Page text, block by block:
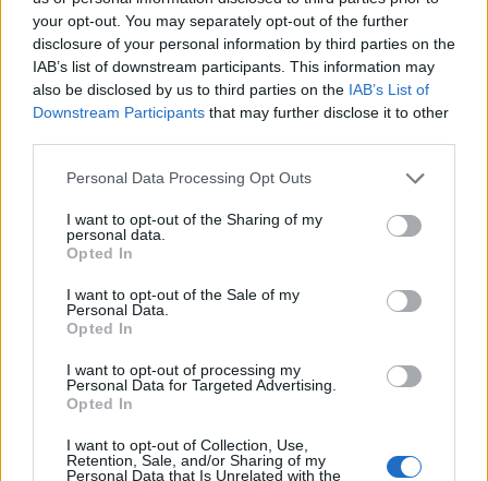
your opt-out. You may separately opt-out of the further
disclosure of your personal information by third parties on the
IAB’s list of downstream participants. This information may
also be disclosed by us to third parties on the IAB’s List of
Downstream Participants that may further disclose it to other
Personal Data Processing Opt Outs
I want to opt-out of the Sharing of my
personal data.
Opted In
I want to opt-out of the Sale of my
Personal Data.
Opted In
I want to opt-out of processing my
Personal Data for Targeted Advertising.
Opted In
I want to opt-out of Collection, Use,
Retention, Sale, and/or Sharing of my
Personal Data that Is Unrelated with the
поради неговата близина, локалното население
сака да ги посети Вурвура, Сарти, Кавала, како
и неколку острови во северниот дел на
Егејското Море.
Сето ова покажува дека Грците генерално
бараат места со помалку гужви, автентична
атмосфера и побавно темпо на живот, додека
препуштаат на странските гости.
© Vecer.mk, правата за текстот се на редакцијата
ЕКСКЛУЗИВЕН: „Ако и
припадниците на грчкиот народ